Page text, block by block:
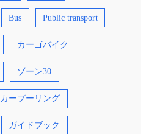
Bus Public transport
カーゴバイク
ゾーン30
カープーリング
ガイドブック